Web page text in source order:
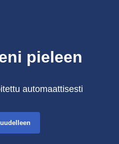
pieleen
automaattisesti